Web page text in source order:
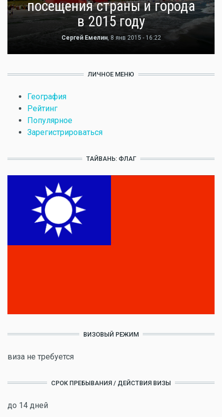
посещения страны и города
в 2015 году
Сергей Емелин, 8 янв 2015 - 16:22
ЛИЧНОЕ МЕНЮ
География
Рейтинг
Популярное
Зарегистрироваться
ТАЙВАНЬ: ФЛАГ
ВИЗОВЫЙ РЕЖИМ
виза не требуется
СРОК ПРЕБЫВАНИЯ / ДЕЙСТВИЯ ВИЗЫ
до 14 дней